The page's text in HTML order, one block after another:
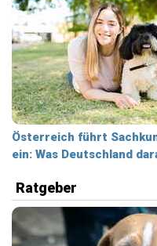
Österreich führt
ein: Was Deutschland
Ratgeber